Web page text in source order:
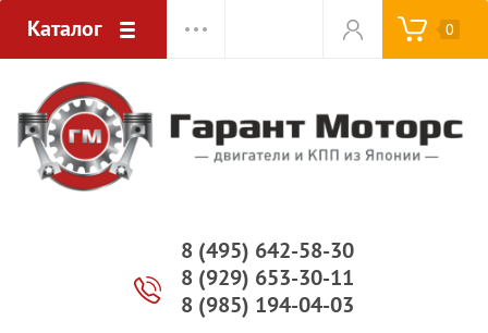
Каталог 0
8 (495) 642-58-30
8 (929) 653-30-11
8 (985) 194-04-03